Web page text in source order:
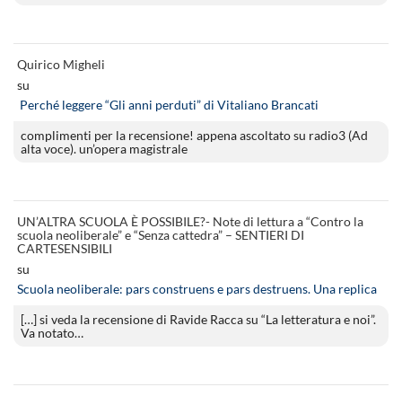
Quirico Migheli
su
Perché leggere “Gli anni perduti” di Vitaliano Brancati
complimenti per la recensione! appena ascoltato su radio3 (Ad
alta voce). un’opera magistrale
UN’ALTRA SCUOLA È POSSIBILE?- Note di lettura a “Contro la
scuola neoliberale” e “Senza cattedra” – SENTIERI DI
CARTESENSIBILI
su
Scuola neoliberale: pars construens e pars destruens. Una replica
[…] si veda la recensione di Ravide Racca su “La letteratura e noi”.
Va notato…